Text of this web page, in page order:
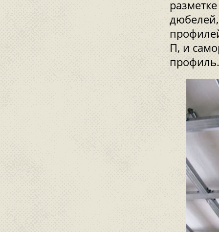
П, и
профиль.